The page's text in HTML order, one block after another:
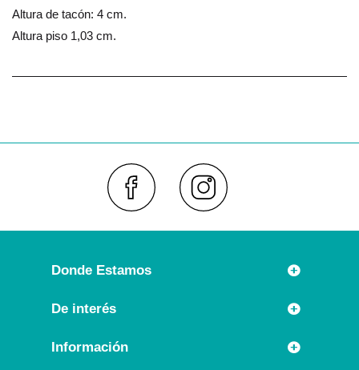
Altura de tacón: 4 cm.
Altura piso 1,03 cm.
Donde Estamos
Rúa Príncipe 7
Llámanos:
De interés
Información